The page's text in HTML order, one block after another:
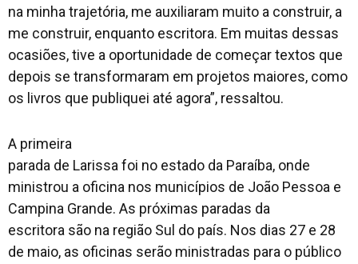
na minha trajetória, me auxiliaram muito a construir, a
me construir, enquanto escritora. Em muitas dessas
ocasiões, tive a oportunidade de começar textos que
depois se transformaram em projetos maiores, como
os livros que publiquei até agora”, ressaltou.
A primeira
parada de Larissa foi no estado da Paraíba, onde
ministrou a oficina nos municípios de João Pessoa e
Campina Grande. As próximas paradas da
escritora são na região Sul do país. Nos dias 27 e 28
de maio, as oficinas serão ministradas para o público